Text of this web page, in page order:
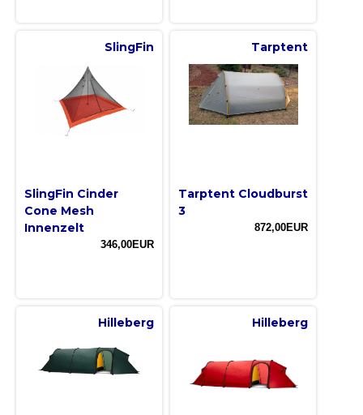
SlingFin
SlingFin Cinder
Cone Mesh
Innenzelt
346,00EUR
Tarptent
Tarptent Cloudburst
3
872,00EUR
Hilleberg Hilleberg